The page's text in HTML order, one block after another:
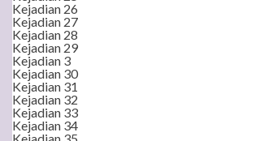
Kejadian 26
Kejadian 27
Kejadian 28
Kejadian 29
Kejadian 3
Kejadian 30
Kejadian 31
Kejadian 32
Kejadian 33
Kejadian 34